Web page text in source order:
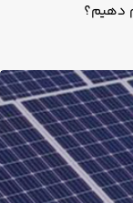
دهیم؟